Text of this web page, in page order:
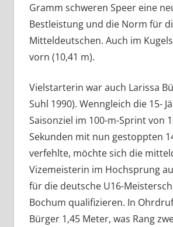
Gramm schweren Speer eine
Bestleistung und die Norm für
Mitteldeutschen. Auch im
vorn (10,41 m).
Vielstarterin war auch Larissa
Suhl 1990). Wenngleich die 15-
Saisonziel im 100-m-Sprint von
Sekunden mit nun gestoppten
verfehlte, möchte sich die
Vizemeisterin im Hochsprung
für die deutsche U16-
Bochum qualifizieren. In
Bürger 1,45 Meter, was Rang